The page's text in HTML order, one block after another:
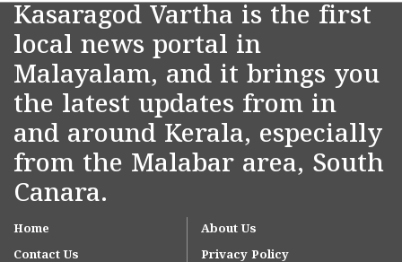
Kasaragod Vartha is the first
local news portal in
Malayalam, and it brings you
the latest updates from in
and around Kerala, especially
from the Malabar area, South
Canara.
Home
About Us
Contact Us
Privacy Policy